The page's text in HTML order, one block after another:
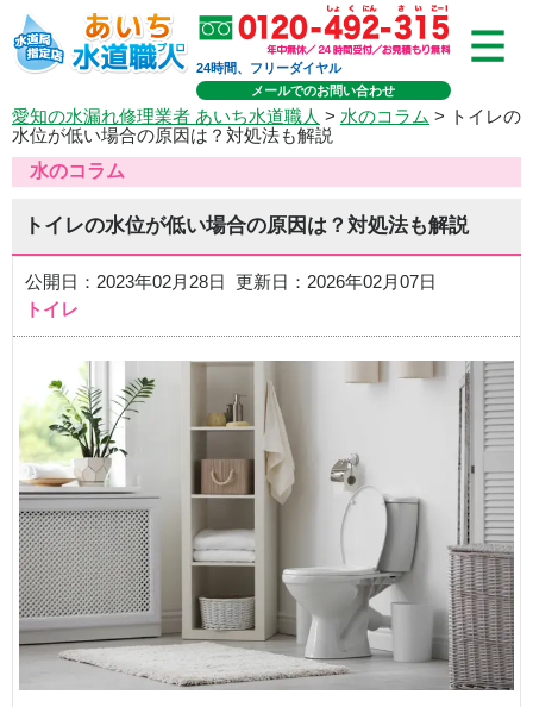
24時間、フリーダイヤル
メールでのお問い合わせ
愛知の水漏れ修理業者 あいち水道職人 > 水のコラム > トイレの
水位が低い場合の原因は？対処法も解説
水のコラム
トイレの水位が低い場合の原因は？対処法も解説
公開日：2023年02月28日 更新日：2026年02月07日
トイレ